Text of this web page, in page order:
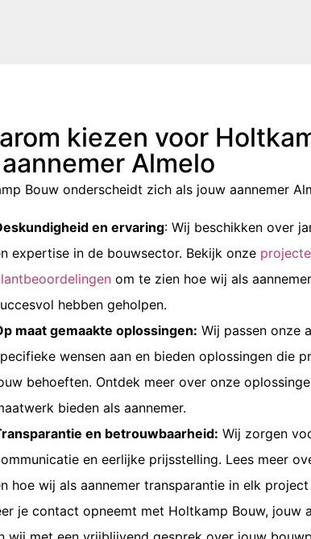
kiezen voor
Almelo
Bouw onderscheidt zich als jouw aannemer
en ervaring: Wij beschikken over
expertise in de bouwsector. Bekijk onze
om te zien hoe wij als aannemer
hebben geholpen.
maat gemaakte oplossingen: Wij passen onze
wensen aan en bieden oplossingen die
behoeften. Ontdek meer over onze
bieden als aannemer.
en betrouwbaarheid: Wij zorgen
en eerlijke prijsstelling. Lees meer
hoe wij als aannemer transparantie in elk
je contact opneemt met Holtkamp Bouw, jouw